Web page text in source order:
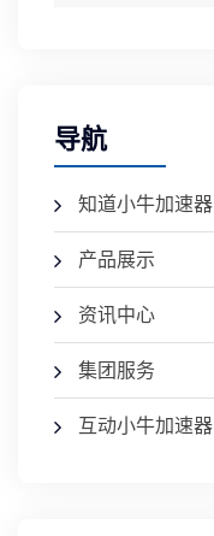
导航
知道小牛加速器
产品展示
资讯中心
集团服务
互动小牛加速器